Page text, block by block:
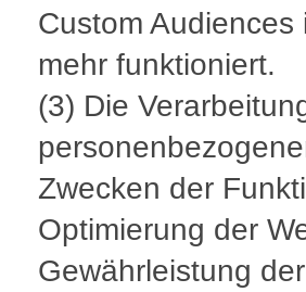
Custom
mehr funktioniert.
(3) Die
Zwecken der
Optimierung der
Gewährleistung